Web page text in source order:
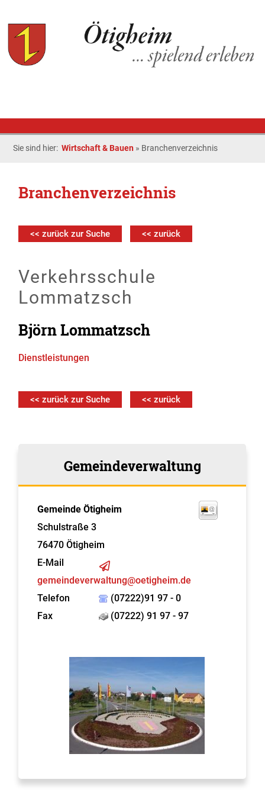
Sie sind hier:Wirtschaft & Bauen » Branchenverzeichnis
Branchenverzeichnis
<< zurück zur Suche << zurück
Verkehrsschule
Lommatzsch
Björn Lommatzsch
Dienstleistungen
<< zurück zur Suche << zurück
Gemeindeverwaltung
Gemeinde Ötigheim
Schulstraße 3
76470 Ötigheim
E-Mail
gemeindeverwaltung@oetigheim.de
Telefon
(07222)91 97 - 0
Fax
(07222) 91 97 - 97